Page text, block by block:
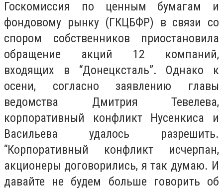
Госкомиссия по ценным бумагам и
фондовому рынку (ГКЦБФР) в связи со
спором собственников приостановила
обращение акций 12 компаний,
входящих в “Донецксталь”. Однако к
осени, согласно заявлению главы
ведомства Дмитрия Тевелева,
корпоративный конфликт Нусенкиса и
Васильева удалось разрешить.
“Корпоративный конфликт исчерпан,
акционеры договорились, я так думаю. И
давайте не будем больше говорить об